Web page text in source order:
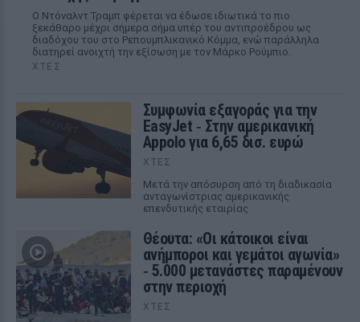
Ο Ντόναλντ Τραμπ φέρεται να έδωσε ιδιωτικά το πιο
ξεκάθαρο μέχρι σήμερα σήμα υπέρ του αντιπροέδρου ως
διαδόχου του στο Ρεπουμπλικανικό Κόμμα, ενώ παράλληλα
διατηρεί ανοιχτή την εξίσωση με τον Μάρκο Ρούμπιο.
ΧΤΕΣ
Συμφωνία εξαγοράς για την
EasyJet ‑ Στην αμερικανική
Appolo για 6,65 δισ. ευρώ
ΧΤΕΣ
Μετά την απόσυρση από τη διαδικασία
ανταγωνίστριας αμερικανικής
επενδυτικής εταιρίας
Θέουτα: «Οι κάτοικοι είναι
ανήμποροι και γεμάτοι αγωνία»
‑ 5.000 μετανάστες παραμένουν
στην περιοχή
ΧΤΕΣ